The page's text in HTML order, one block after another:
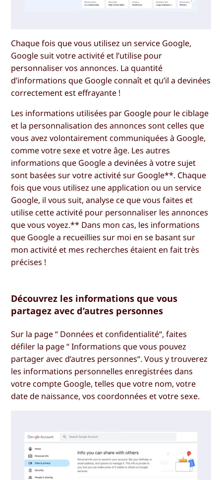
Chaque fois que vous utilisez un service Google,
Google suit votre activité et l’utilise pour
personnaliser vos annonces. La quantité
d’informations que Google connaît et qu’il a devinées
correctement est effrayante !
Les informations utilisées par Google pour le ciblage
et la personnalisation des annonces sont celles que
vous avez volontairement communiquées à Google,
comme votre sexe et votre âge. Les autres
informations que Google a devinées à votre sujet
sont basées sur votre activité sur Google**. Chaque
fois que vous utilisez une application ou un service
Google, il vous suit, analyse ce que vous faites et
utilise cette activité pour personnaliser les annonces
que vous voyez.** Dans mon cas, les informations
que Google a recueillies sur moi en se basant sur
mon activité et mes recherches étaient en fait très
précises !
Découvrez les informations que vous
partagez avec d’autres personnes
Sur la page “ Données et confidentialité“, faites
défiler la page “Informations que vous pouvez
partager avec d’autres personnes“. Vous y trouverez
les informations personnelles enregistrées dans
votre compte Google, telles que votre nom, votre
date de naissance, vos coordonnées et votre sexe.